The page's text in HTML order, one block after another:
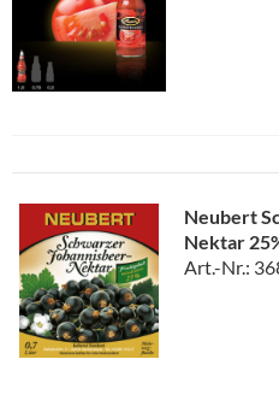
Neubert
Nektar
Art.-Nr.: